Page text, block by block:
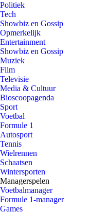
Politiek
Tech
Showbiz en Gossip
Opmerkelijk
Entertainment
Showbiz en Gossip
Muziek
Film
Televisie
Media & Cultuur
Bioscoopagenda
Sport
Voetbal
Formule 1
Autosport
Tennis
Wielrennen
Schaatsen
Wintersporten
Managerspelen
Voetbalmanager
Formule 1-manager
Games